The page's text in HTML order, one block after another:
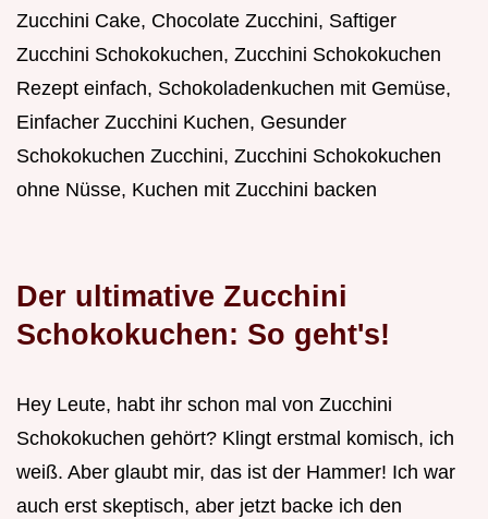
Zucchini Cake, Chocolate Zucchini, Saftiger
Zucchini Schokokuchen, Zucchini Schokokuchen
Rezept einfach, Schokoladenkuchen mit Gemüse,
Einfacher Zucchini Kuchen, Gesunder
Schokokuchen Zucchini, Zucchini Schokokuchen
ohne Nüsse, Kuchen mit Zucchini backen
Der ultimative Zucchini
Schokokuchen: So geht's!
Hey Leute, habt ihr schon mal von Zucchini
Schokokuchen gehört? Klingt erstmal komisch, ich
weiß. Aber glaubt mir, das ist der Hammer! Ich war
auch erst skeptisch, aber jetzt backe ich den